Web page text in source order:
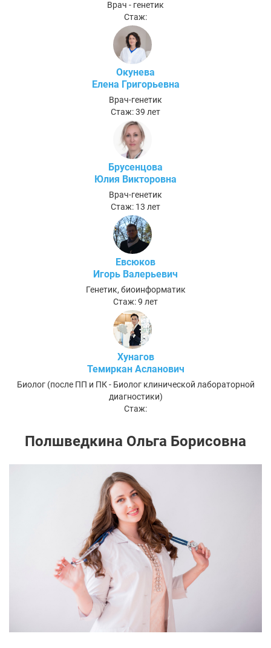
Врач - генетик
Стаж:
Окунева
Елена Григорьевна
Врач-генетик
Стаж: 39 лет
Брусенцова
Юлия Викторовна
Врач-генетик
Стаж: 13 лет
Евсюков
Игорь Валерьевич
Генетик, биоинформатик
Стаж: 9 лет
Хунагов
Темиркан Асланович
Биолог (после ПП и ПК - Биолог клинической лабораторной
диагностики)
Стаж:
Полшведкина Ольга Борисовна